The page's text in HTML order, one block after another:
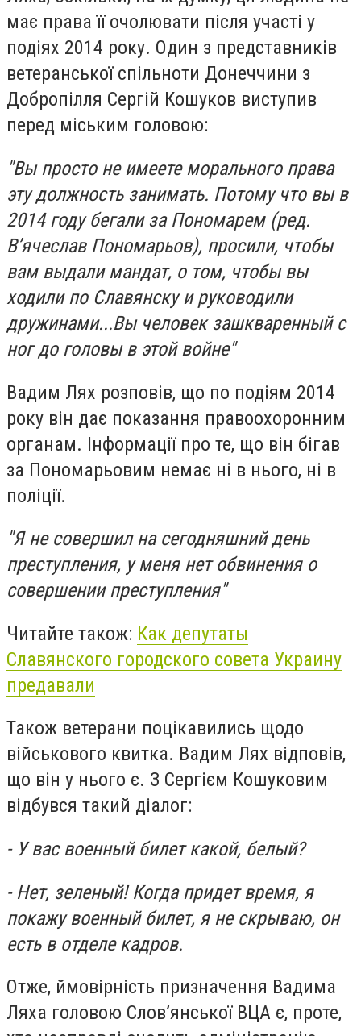
має права її очолювати після участі у
подіях 2014 року. Один з представників
ветеранської спільноти Донеччини з
Добропілля Сергій Кошуков виступив
перед міським головою:
"Вы просто не имеете морального права
эту должность занимать. Потому что вы в
2014 году бегали за Пономарем (ред.
В’ячеслав Пономарьов), просили, чтобы
вам выдали мандат, о том, чтобы вы
ходили по Славянску и руководили
дружинами...Вы человек зашкваренный с
ног до головы в этой войне"
Вадим Лях розповів, що по подіям 2014
року він дає показання правоохоронним
органам. Інформації про те, що він бігав
за Пономарьовим немає ні в нього, ні в
поліції.
"Я не совершил на сегодняшний день
преступления, у меня нет обвинения о
совершении преступления"
Читайте також: Как депутаты
Славянского городского совета Украину
предавали
Також ветерани поцікавились щодо
військового квитка. Вадим Лях відповів,
що він у нього є. З Сергієм Кошуковим
відбувся такий діалог:
- У вас военный билет какой, белый?
- Нет, зеленый! Когда придет время, я
покажу военный билет, я не скрываю, он
есть в отделе кадров.
Отже, ймовірність призначення Вадима
Ляха головою Слов’янської ВЦА є, проте,